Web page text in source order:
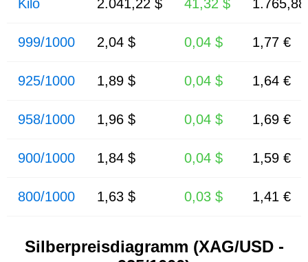
Kilo 2.041,22 $ 41,32 $
999/1000 2,04 $ 0,04 $ 1,77 €
925/1000 1,89 $ 0,04 $ 1,64 €
958/1000 1,96 $ 0,04 $ 1,69 €
900/1000 1,84 $ 0,04 $ 1,59 €
800/1000 1,63 $ 0,03 $ 1,41 €
Silberpreisdiagramm (XAG/USD -